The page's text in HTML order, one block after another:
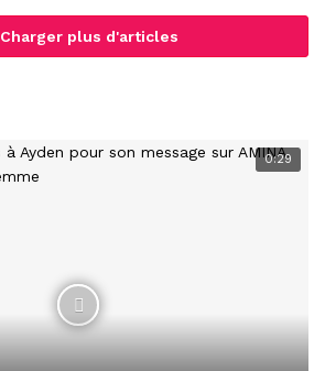
Charger plus d'articles
0:29